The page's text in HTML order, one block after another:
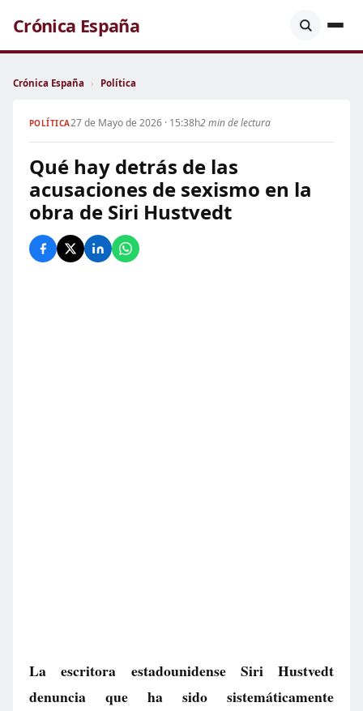
Crónica España
Crónica España › Política
POLÍTICA27 de Mayo de 2026 · 15:38h2 min de lectura
Qué hay detrás de las
acusaciones de sexismo en la
obra de Siri Hustvedt
La escritora estadounidense Siri Hustvedt
denuncia que ha sido sistemáticamente